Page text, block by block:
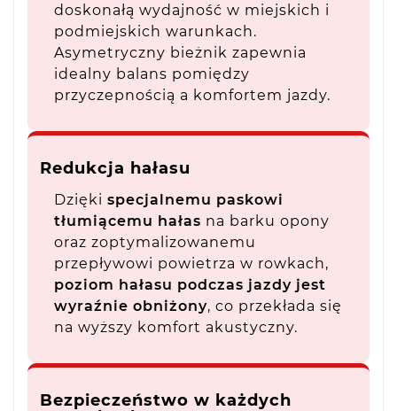
doskonałą wydajność w miejskich i
podmiejskich warunkach.
Asymetryczny bieżnik zapewnia
idealny balans pomiędzy
przyczepnością a komfortem jazdy.
Redukcja hałasu
Dzięki specjalnemu paskowi
tłumiącemu hałas na barku opony
oraz zoptymalizowanemu
przepływowi powietrza w rowkach,
poziom hałasu podczas jazdy jest
wyraźnie obniżony, co przekłada się
na wyższy komfort akustyczny.
Bezpieczeństwo w każdych